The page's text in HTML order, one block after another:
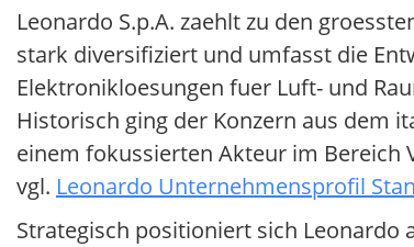
Leonardo S.p.A. zaehlt zu den
stark diversifiziert und umfasst die
Elektronikloesungen fuer Luft- und
Historisch ging der Konzern aus dem
einem fokussierten Akteur im Bereich
vgl. Leonardo Unternehmensprofil
Strategisch positioniert sich